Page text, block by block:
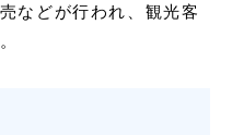
などが行われ、観光客